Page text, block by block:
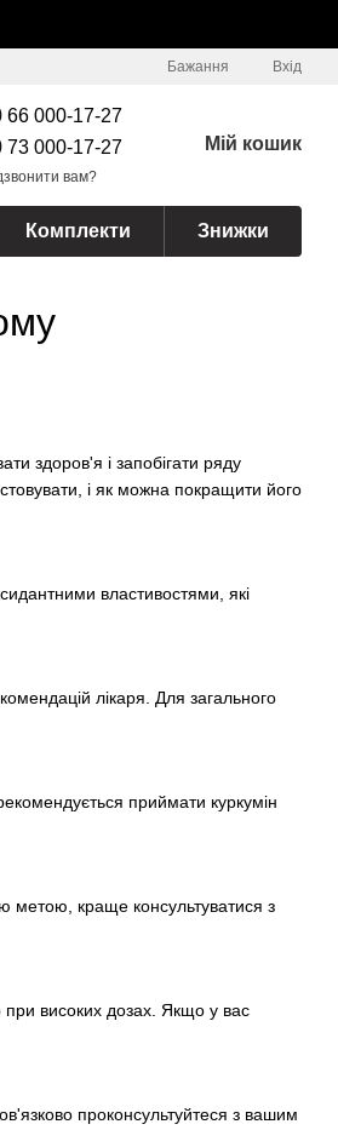
Бажання Вхід
66 000-17-27
73 000-17-27
вам?
Мій кошик
Комплекти Знижки
здоров'я і запобігати ряду
і як можна покращити його
властивостями, які
лікаря. Для загального
приймати куркумін
метою, краще консультуватися з
при високих дозах. Якщо у вас
проконсультуйтеся з вашим